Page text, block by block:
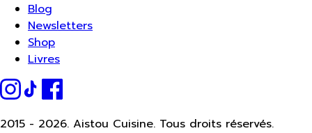
Blog
Newsletters
Shop
Livres
2015 - 2026. Aistou Cuisine. Tous droits réservés.